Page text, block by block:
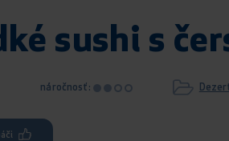
sushi s
náročnosť: